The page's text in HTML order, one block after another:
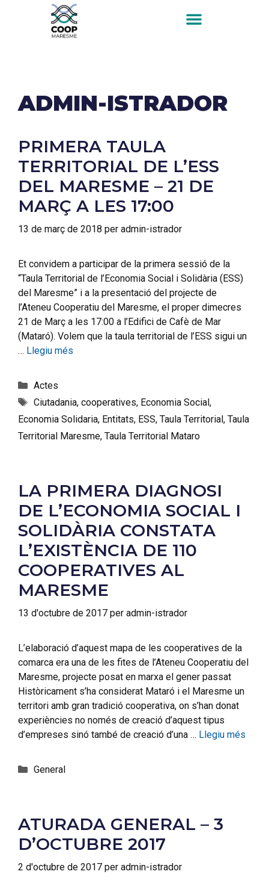
ADMIN-ISTRADOR
PRIMERA TAULA
TERRITORIAL DE L’ESS
DEL MARESME – 21 DE
MARÇ A LES 17:00
13 de març de 2018 per admin-istrador
Et convidem a participar de la primera sessió de la
“Taula Territorial de l’Economia Social i Solidària (ESS)
del Maresme” i a la presentació del projecte de
l’Ateneu Cooperatiu del Maresme, el proper dimecres
21 de Març a les 17:00 a l’Edifici de Cafè de Mar
(Mataró). Volem que la taula territorial de l’ESS sigui un
… Llegiu més
Actes
Ciutadania, cooperatives, Economia Social,
Economia Solidaria, Entitats, ESS, Taula Territorial, Taula
Territorial Maresme, Taula Territorial Mataro
LA PRIMERA DIAGNOSI
DE L’ECONOMIA SOCIAL I
SOLIDÀRIA CONSTATA
L’EXISTÈNCIA DE 110
COOPERATIVES AL
MARESME
13 d'octubre de 2017 per admin-istrador
L’elaboració d’aquest mapa de les cooperatives de la
comarca era una de les fites de l’Ateneu Cooperatiu del
Maresme, projecte posat en marxa el gener passat
Històricament s’ha considerat Mataró i el Maresme un
territori amb gran tradició cooperativa, on s’han donat
experiències no només de creació d’aquest tipus
d’empreses sinó també de creació d’una … Llegiu més
General
ATURADA GENERAL – 3
D’OCTUBRE 2017
2 d'octubre de 2017 per admin-istrador